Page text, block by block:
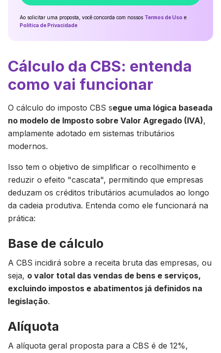
Ao solicitar uma proposta, você concorda com nossos Termos de Uso e
Política de Privacidade
Cálculo da CBS: entenda
como vai funcionar
O cálculo do imposto CBS segue uma lógica baseada
no modelo de Imposto sobre Valor Agregado (IVA),
amplamente adotado em sistemas tributários
modernos.
Isso tem o objetivo de simplificar o recolhimento e
reduzir o efeito "cascata", permitindo que empresas
deduzam os créditos tributários acumulados ao longo
da cadeia produtiva. Entenda como ele funcionará na
prática:
Base de cálculo
A CBS incidirá sobre a receita bruta das empresas, ou
seja, o valor total das vendas de bens e serviços,
excluindo impostos e abatimentos já definidos na
legislação.
Alíquota
A alíquota geral proposta para a CBS é de 12%,